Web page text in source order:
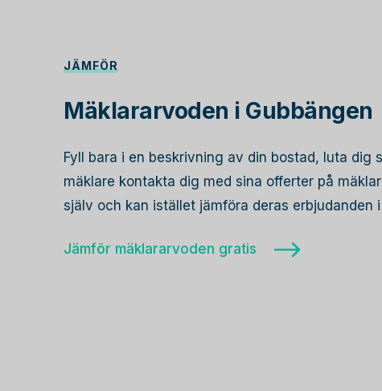
JÄMFÖR
Mäklararvoden i Gubbängen
Fyll bara i en beskrivning av din bostad, luta dig
mäklare kontakta dig med sina offerter på
själv och kan istället jämföra deras erbjudanden
Jämför mäklararvoden gratis